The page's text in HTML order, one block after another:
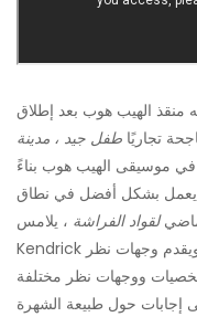
منقذ الهيب هوب بعد إطلاق
تجاريًا طفل جيد ، مدينة
في موسيقى الهيب هوب بناءً
يعمل بشكل أفضل في نطاق
لقواد الفراشة ، يلامس
Kendrick الموضوعات المشتركة في العصابات الراب ويقدم وجهات نظر
ووجهات نظر مختلفة
إجابات حول طبيعة الشهرة